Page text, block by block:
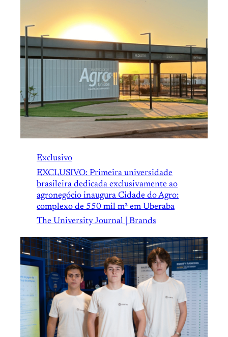
Exclusivo
EXCLUSIVO: Primeira universidade
brasileira dedicada exclusivamente ao
agronegócio inaugura Cidade do Agro:
complexo de 550 mil m² em Uberaba
The University Journal | Brands